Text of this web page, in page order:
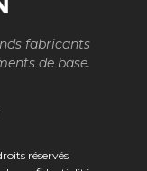
fabricants
de base.
réservés